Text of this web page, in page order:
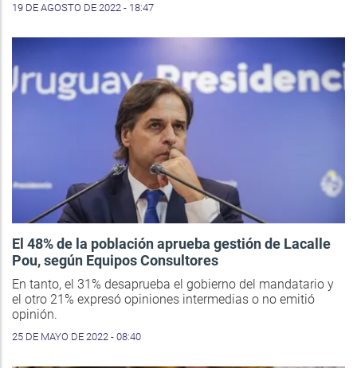
19 DE AGOSTO DE 2022 - 18:47
El 48% de la población aprueba gestión de Lacalle
Pou, según Equipos Consultores
En tanto, el 31% desaprueba el gobierno del mandatario y
el otro 21% expresó opiniones intermedias o no emitió
opinión.
25 DE MAYO DE 2022 - 08:40